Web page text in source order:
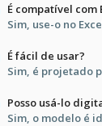
É compatível com
Sim, use-o no
É fácil de usar?
Sim, é projetado
Posso usá-lo
Sim, o modelo é